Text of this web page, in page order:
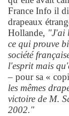
France Info il
drapeaux
Hollande, "J'ai
ce qui prouve
société
l'esprit mais
– pour sa «
les mêmes
victoire de M.
2002."